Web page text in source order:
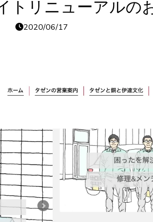
トリニューアルの
2020/06/17